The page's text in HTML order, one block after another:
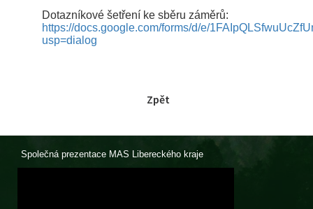
Dotazníkové šetření ke sběru záměrů:
https://docs.google.com/forms/d/e/
usp=dialog
Zpět
Společná prezentace MAS Libereckého kraje